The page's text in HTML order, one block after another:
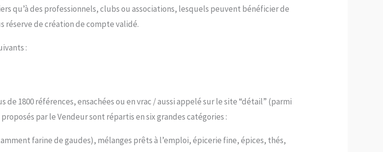
qu’à des professionnels, clubs ou associations, lesquels peuvent bénéficier de
réserve de création de compte validé.
:
1800 références, ensachées ou en vrac / aussi appelé sur le site “détail” (parmi
par le Vendeur sont répartis en six grandes catégories :
farine de gaudes), mélanges prêts à l’emploi, épicerie fine, épices, thés,